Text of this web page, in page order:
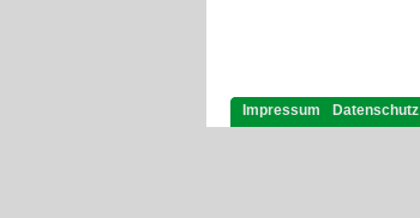
Impressum Datenschutz